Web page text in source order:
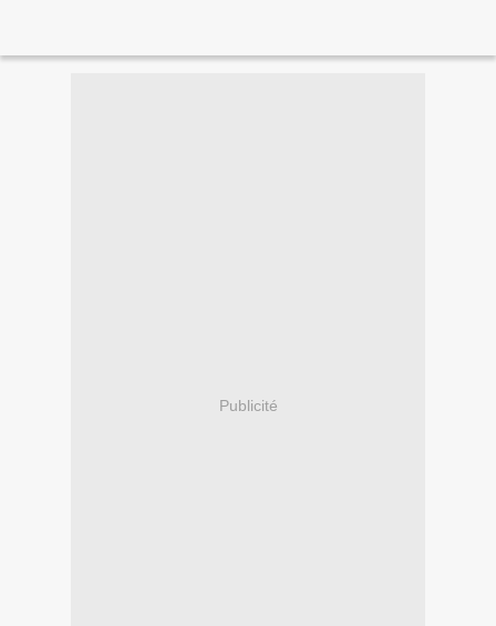
Publicité